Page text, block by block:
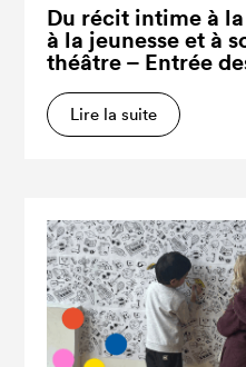
Du récit intime à
à la jeunesse et à
théâtre – Entrée
Lire la suite